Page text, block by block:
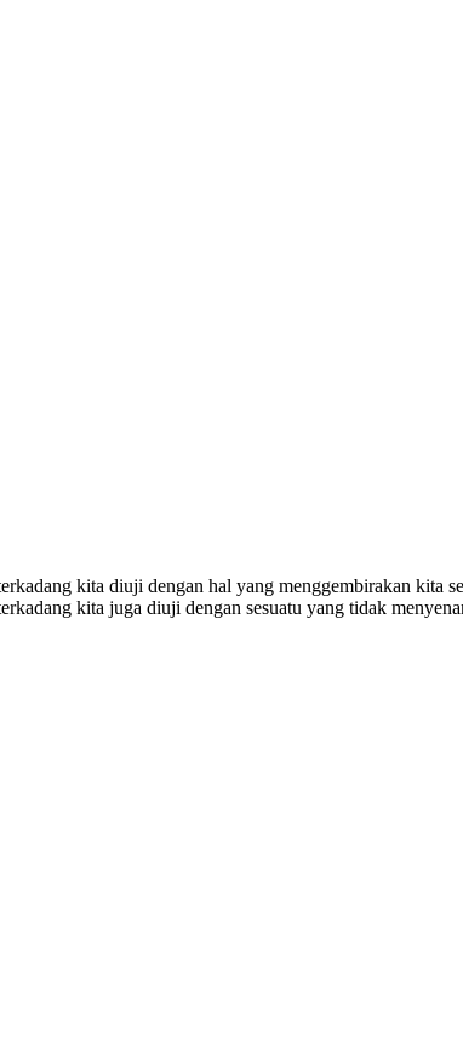
kita diuji dengan hal yang menggembirakan kita
kita juga diuji dengan sesuatu yang tidak